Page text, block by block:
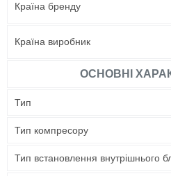
Країна бренду
Країна виробник
ОСНОВНІ
Тип
Тип компресору
Тип встановлення внутрішнього